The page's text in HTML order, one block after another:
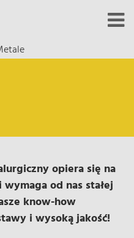
opiera się na
od nas stałej
know-how
i wysoką jakość!